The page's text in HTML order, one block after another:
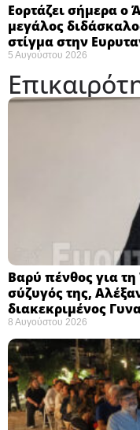
Εορτάζει σήμερα ο
μεγάλος
στίγμα στην
5 Αυγούστου 2026
Βαρύ πένθος για
σύζυγός της,
διακεκριμένος
8 Αυγούστου 2026